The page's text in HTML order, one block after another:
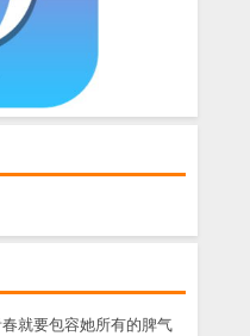
就要包容她所有的脾气